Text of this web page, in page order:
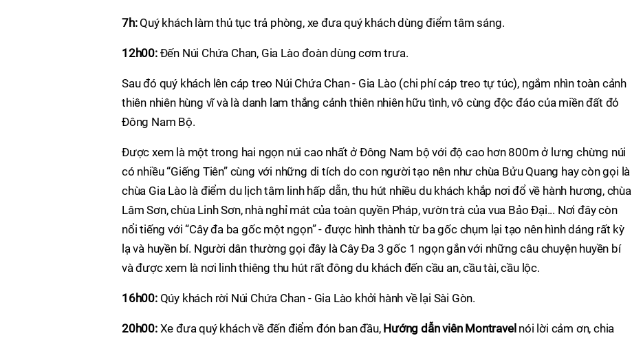
7h: Quý khách làm thủ tục trả phòng, xe đưa quý khách dùng điểm tâm sáng.
12h00: Đến Núi Chứa Chan, Gia Lào đoàn dùng cơm trưa.
Sau đó quý khách lên cáp treo Núi Chứa Chan - Gia Lào (chi phí cáp treo tự túc), ngắm nhìn toàn cảnh
thiên nhiên hùng vĩ và là danh lam thắng cảnh thiên nhiên hữu tình, vô cùng độc đáo của miền đất đỏ
Đông Nam Bộ.
Được xem là một trong hai ngọn núi cao nhất ở Đông Nam bộ với độ cao hơn 800m ở lưng chừng núi
có nhiều “Giếng Tiên” cùng với những di tích do con người tạo nên như chùa Bửu Quang hay còn gọi là
chùa Gia Lào là điểm du lịch tâm linh hấp dẫn, thu hút nhiều du khách khắp nơi đổ về hành hương, chùa
Lâm Sơn, chùa Linh Sơn, nhà nghỉ mát của toàn quyền Pháp, vườn trà của vua Bảo Đại... Nơi đây còn
nổi tiếng với “Cây đa ba gốc một ngọn” - được hình thành từ ba gốc chụm lại tạo nên hình dáng rất kỳ
lạ và huyền bí. Người dân thường gọi đây là Cây Đa 3 gốc 1 ngọn gắn với những câu chuyện huyền bí
và được xem là nơi linh thiêng thu hút rất đông du khách đến cầu an, cầu tài, cầu lộc.
16h00:Qúy khách rời Núi Chứa Chan - Gia Lào khởi hành về lại Sài Gòn.
20h00:Xe đưa quý khách về đến điểm đón ban đầu, Hướng dẫn viên Montravel nói lời cảm ơn, chia